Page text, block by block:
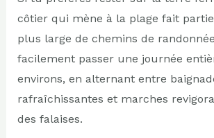
côtier qui mène à la plage fait partie
plus large de chemins de
facilement passer une journée
environs, en alternant entre
rafraîchissantes et marches
des falaises.